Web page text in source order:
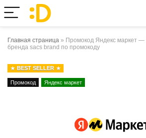
Главная страница » Промокод Яндекс маркет —
бренда sacs brand по промокоду
BEST SELLER
Промокод Яндекс маркет